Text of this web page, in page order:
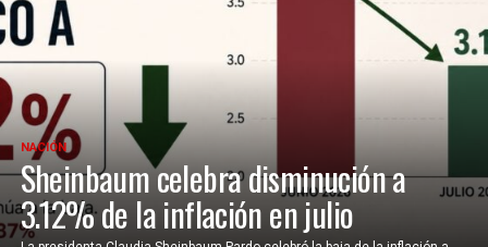
NACIÓN
Sheinbaum celebra disminución a
3.12% de la inflación en julio